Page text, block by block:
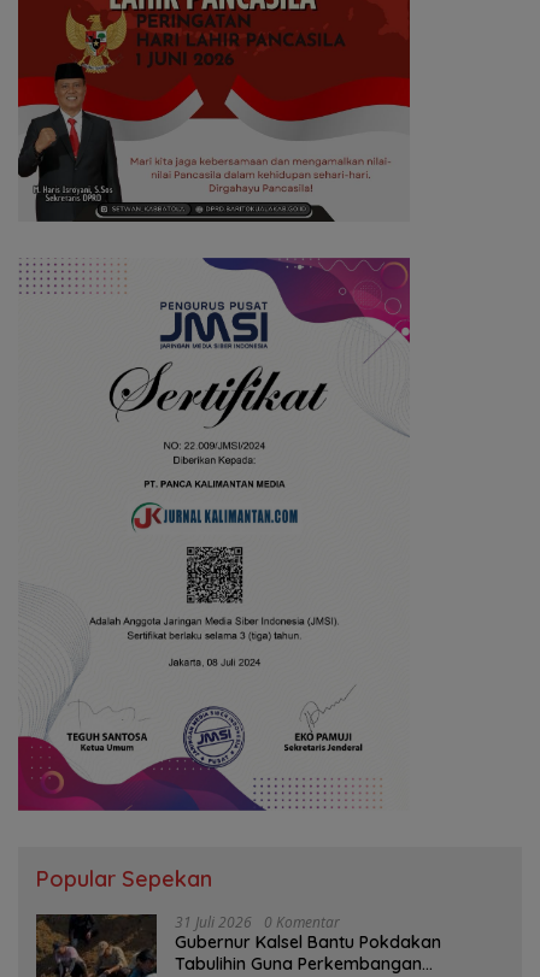
Popular Sepekan
31 Juli 2026 0 Komentar
Gubernur Kalsel Bantu Pokdakan
Tabulihin Guna Perkembangan